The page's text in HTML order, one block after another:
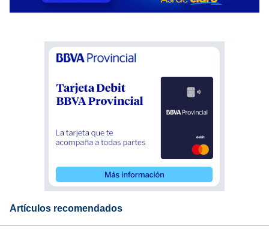
Artículos recomendados